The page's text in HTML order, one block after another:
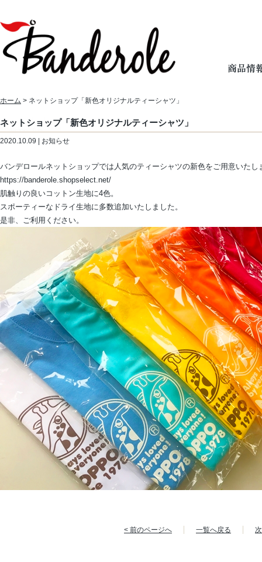
ホーム > ネットショップ「新色オリジナルティーシャツ」
ネットショップ「新色オリジナルティーシャツ」
2020.10.09 | お知らせ
バンデロールネットショップでは人気のティーシャツの新色をご用意いたし
https://banderole.shopselect.net/
肌触りの良いコットン生地に4色。
スポーティーなドライ生地に多数追加いたしました。
是非、ご利用ください。
< 前のページへ 一覧へ戻る